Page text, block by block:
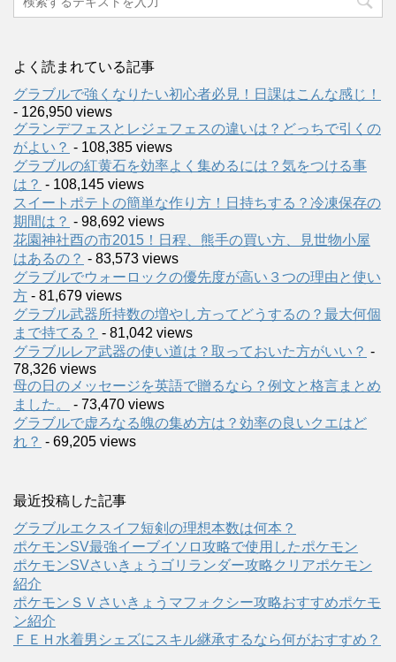
よく読まれている記事
グラブルで強くなりたい初心者必見！日課はこんな感じ！
- 126,950 views
グランデフェスとレジェフェスの違いは？どっちで引くの
がよい？ - 108,385 views
グラブルの紅黄石を効率よく集めるには？気をつける事
は？ - 108,145 views
スイートポテトの簡単な作り方！日持ちする？冷凍保存の
期間は？ - 98,692 views
花園神社酉の市2015！日程、熊手の買い方、見世物小屋
はあるの？ - 83,573 views
グラブルでウォーロックの優先度が高い３つの理由と使い
方 - 81,679 views
グラブル武器所持数の増やし方ってどうするの？最大何個
まで持てる？ - 81,042 views
グラブルレア武器の使い道は？取っておいた方がいい？ -
78,326 views
母の日のメッセージを英語で贈るなら？例文と格言まとめ
ました。
- 73,470 views
グラブルで虚ろなる魄の集め方は？効率の良いクエはど
れ？ - 69,205 views
最近投稿した記事
グラブルエクスイフ短剣の理想本数は何本？
ポケモンSV最強イーブイソロ攻略で使用したポケモン
ポケモンSVさいきょうゴリランダー攻略クリアポケモン
紹介
ポケモンＳＶさいきょうマフォクシー攻略おすすめポケモ
ン紹介
ＦＥＨ水着男シェズにスキル継承するなら何がおすすめ？